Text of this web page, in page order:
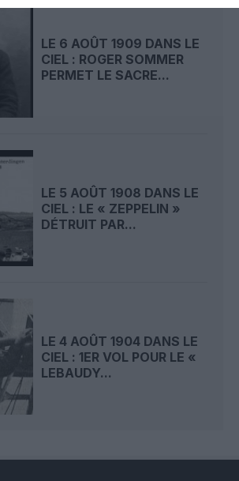
LE 6 AOÛT 1909 DANS LE
CIEL : ROGER SOMMER
PERMET LE SACRE...
LE 5 AOÛT 1908 DANS LE
CIEL : LE « ZEPPELIN »
DÉTRUIT PAR...
LE 4 AOÛT 1904 DANS LE
CIEL : 1ER VOL POUR LE «
LEBAUDY...